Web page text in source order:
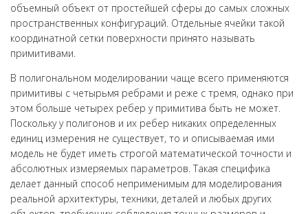
объемный объект от простейшей сферы до самых сложных
пространственных конфигураций. Отдельные ячейки такой
координатной сетки поверхности принято называть
примитивами.
В полигональном моделировании чаще всего применяются
примитивы с четырьмя ребрами и реже с тремя, однако при
этом больше четырех ребер у примитива быть не может.
Поскольку у полигонов и их ребер никаких определенных
единиц измерения не существует, то и описываемая ими
модель не будет иметь строгой математической точности и
абсолютных измеряемых параметров. Такая специфика
делает данный способ неприменимым для моделирования
реальной архитектуры, техники, деталей и любых других